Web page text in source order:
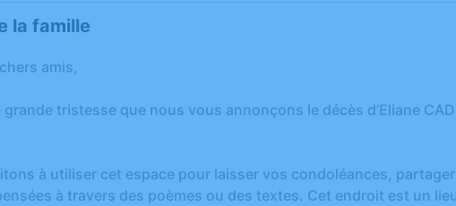
la famille
amis,
grande tristesse que nous vous annonçons le décès d’Eliane
à utiliser cet espace pour laisser vos condoléances,
à travers des poèmes ou des textes. Cet endroit est un